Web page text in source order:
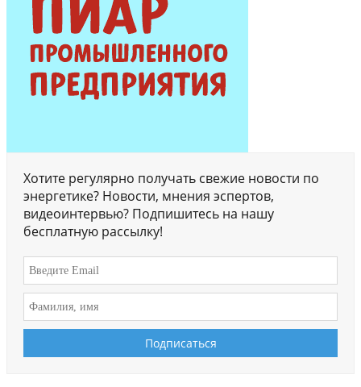
Хотите регулярно получать свежие новости по
энергетике? Новости, мнения эспертов,
видеоинтервью? Подпишитесь на нашу
бесплатную рассылку!